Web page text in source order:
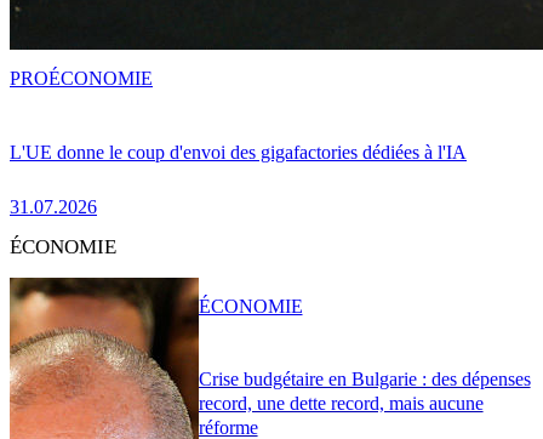
L'UE donne le coup d'envoi des gigafactories dédiées à l'IA
31.07.2026
PROÉCONOMIE
ÉCONOMIE
Crise budgétaire en Bulgarie : des dépenses
record, une dette record, mais aucune
réforme
ÉCONOMIE